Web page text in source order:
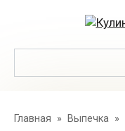
Главная » Выпечка »